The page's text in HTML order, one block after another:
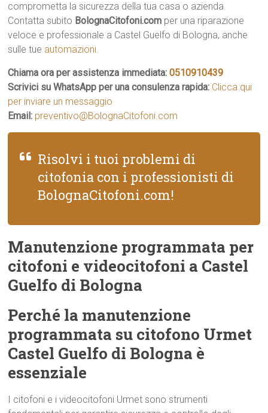
comprometta la sicurezza della tua casa o azienda.
Contatta subito BolognaCitofoni.com per una riparazione
veloce e professionale a Castel Guelfo di Bologna, anche
sulle tue automazioni.
Chiama ora per assistenza immediata:0510910439
Scrivici su WhatsApp per una consulenza rapida: Clicca qui
per inviare un messaggio
Email: preventivo@BolognaCitofoni.com
Risolvi i tuoi problemi di
citofonia con i professionisti di
BolognaCitofoni.com!
Manutenzione programmata per
citofoni e videocitofoni a Castel
Guelfo di Bologna
Perché la manutenzione
programmata su citofono Urmet
Castel Guelfo di Bologna è
essenziale
I citofoni e i videocitofoni Urmet sono strumenti